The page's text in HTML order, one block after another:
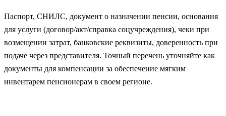
Паспорт, СНИЛС, документ о назначении пенсии, основания
для услуги (договор/акт/справка соцучреждения), чеки при
возмещении затрат, банковские реквизиты, доверенность при
подаче через представителя. Точный перечень уточняйте как
документы для компенсации за обеспечение мягким
инвентарем пенсионерам в своем регионе.